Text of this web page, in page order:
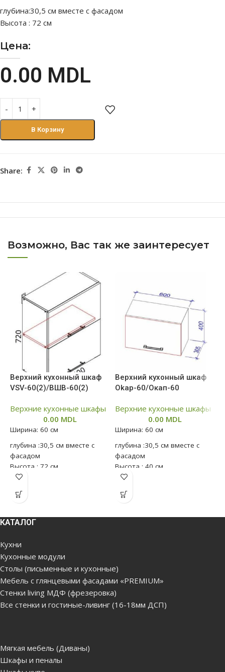
глубина:30,5 см вместе с фасадом
Высота : 72 см
Цена:
0.00 MDL
В Корзину
Share:
Возможно, Вас так же заинтересует
Верхний кухонный шкаф
VSV-60(2)/ВШВ-60(2)
Верхние кухонные шкафы
0.00 MDL
Ширина: 60 см
глубина :30,5 см вместе с
фасадом
Высота : 72 см
Верхний кухонный шкаф
Okap-60/Окап-60
Верхние кухонные шкафы
0.00 MDL
Ширина: 60 см
глубина :30,5 см вместе с
фасадом
Высота : 40 см
КАТАЛОГ
Кухни
Кухонные модули
Столы (письменные и кухонные)
Мебель с глянцевыми фасадами «PREMIUM»
Стенки living МДФ (фрезеровка)
Все стенки и гостиные-ливинг (16-18мм ДСП)
Мягкая мебель (Диваны)
Шкафы и пеналы